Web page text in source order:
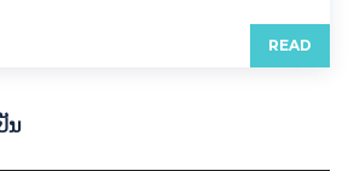
READ
ນ